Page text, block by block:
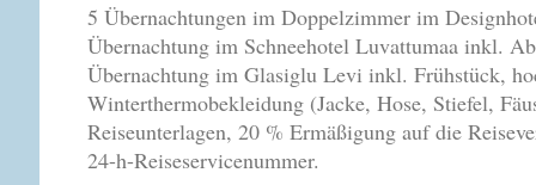
5 Übernachtungen im Doppelzimmer im
Übernachtung im Schneehotel Luvattumaa inkl.
Übernachtung im Glasiglu Levi inkl. Frühstück,
Winterthermobekleidung (Jacke, Hose, Stiefel,
Reiseunterlagen, 20 % Ermäßigung auf die
24-h-Reiseservicenummer.